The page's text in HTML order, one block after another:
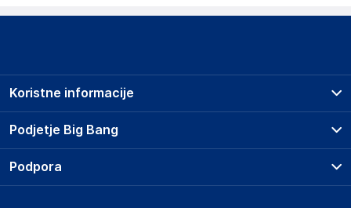
Podatki o proizvajalcu
Groupe SEB WMF Shared Services GmbH
Germany
Podjetje Big Bang
O podjetju
Koristne informacije
Prodajna mesta
Storitve
Dostava, vnos in odvoz
Podpora